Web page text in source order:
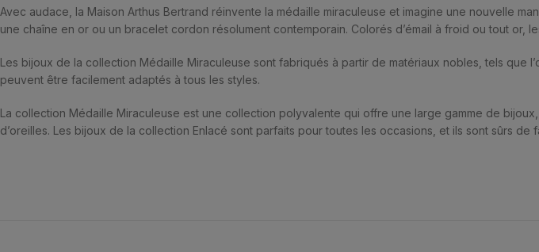
Avec audace, la Maison Arthus Bertrand réinvente la médaille miraculeuse et imagine une nouvelle
une chaîne en or ou un bracelet cordon résolument contemporain. Colorés d’émail à froid ou tout or,
Les bijoux de la collection Médaille Miraculeuse sont fabriqués à partir de matériaux nobles, tels que
peuvent être facilement adaptés à tous les styles.
La collection Médaille Miraculeuse est une collection polyvalente qui offre une large gamme de
d’oreilles. Les bijoux de la collection Enlacé sont parfaits pour toutes les occasions, et ils sont sûrs de